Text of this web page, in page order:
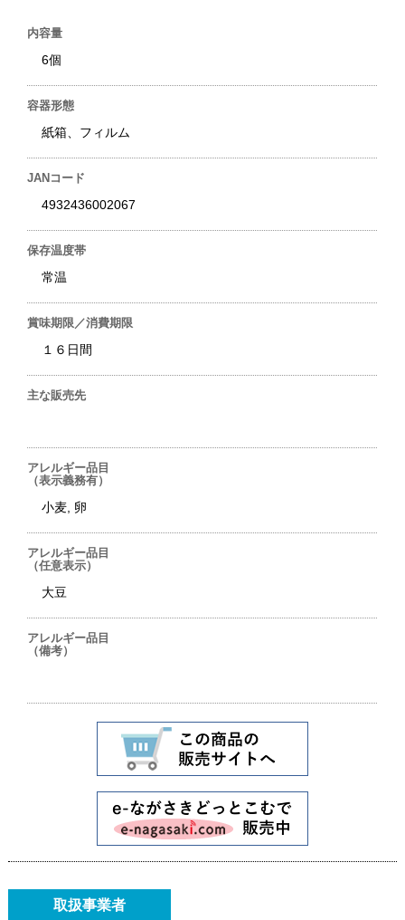
内容量
6個
容器形態
紙箱、フィルム
JANコード
4932436002067
保存温度帯
常温
賞味期限／消費期限
１６日間
主な販売先
アレルギー品目
（表示義務有）
小麦, 卵
アレルギー品目
（任意表示）
大豆
アレルギー品目
（備考）
取扱事業者